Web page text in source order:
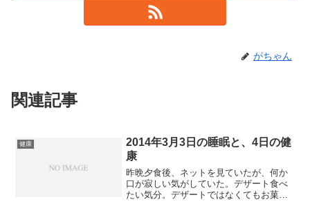
がちゃん
関連記事
健康
2014年3月3日の睡眠と、4日の健
康
昨晩夕食後、ネットを見ていたが、何か
口が寂しい気がしていた。デザート食べ
たい気分。デザートではなくてもお菓子